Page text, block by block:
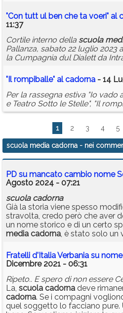
"Con tutt ul ben che ta voeri" al
11:37
Cortile interno della scuola
Pallanza, sabato 22 luglio 2023
la Cumpagnia dul Dialett da
"Il rompiballe" alcadorna - 14
Per la rassegna estiva "Io vado
e Teatro Sotto le Stelle", "Il
1 2 3 4 5
scuola media cadorna - nei
PD su mancato cambio nome
Agosto 2024 - 07:21
scuola cadorna
Già la storia viene spesso
stravolta, credo però che aver
un nome storico e di un certo
media cadorna, è stato solo un
Fratelli d'Italia Verbania su
Dicembre 2021 - 06:31
Ripeto.. E spero di non essere
La, scuola cadorna deve
cadorna. Se i compagni
quel soggetto lo facciano pure.